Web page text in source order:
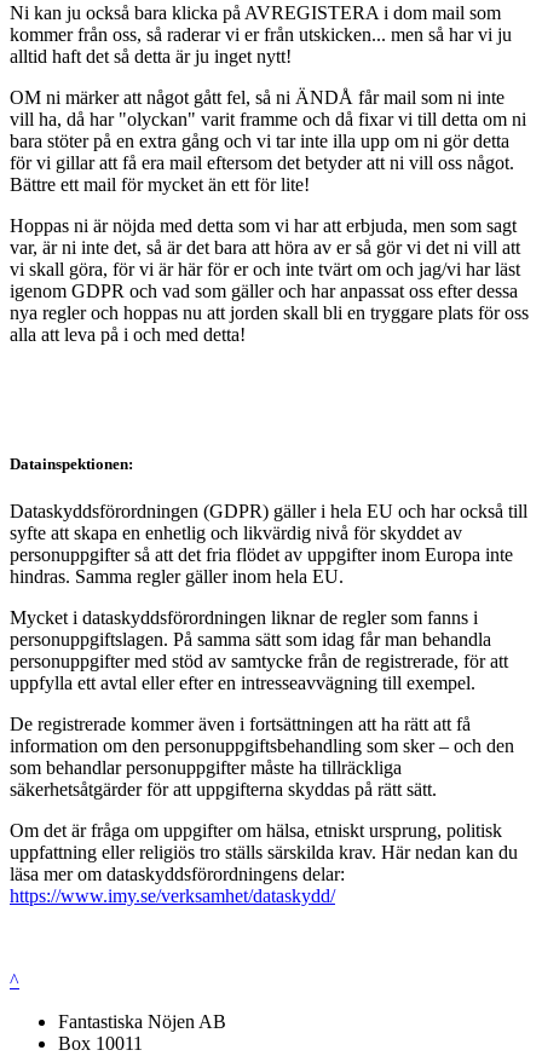
Ni kan ju också bara klicka på AVREGISTERA i dom mail som
kommer från oss, så raderar vi er från utskicken... men så har vi ju
alltid haft det så detta är ju inget nytt!
OM ni märker att något gått fel, så ni ÄNDÅ får mail som ni inte
vill ha, då har "olyckan" varit framme och då fixar vi till detta om ni
bara stöter på en extra gång och vi tar inte illa upp om ni gör detta
för vi gillar att få era mail eftersom det betyder att ni vill oss något.
Bättre ett mail för mycket än ett för lite!
Hoppas ni är nöjda med detta som vi har att erbjuda, men som sagt
var, är ni inte det, så är det bara att höra av er så gör vi det ni vill att
vi skall göra, för vi är här för er och inte tvärt om och jag/vi har läst
igenom GDPR och vad som gäller och har anpassat oss efter dessa
nya regler och hoppas nu att jorden skall bli en tryggare plats för oss
alla att leva på i och med detta!
Datainspektionen:
Dataskyddsförordningen (GDPR) gäller i hela EU och har också till
syfte att skapa en enhetlig och likvärdig nivå för skyddet av
personuppgifter så att det fria flödet av uppgifter inom Europa inte
hindras. Samma regler gäller inom hela EU.
Mycket i dataskyddsförordningen liknar de regler som fanns i
personuppgiftslagen. På samma sätt som idag får man behandla
personuppgifter med stöd av samtycke från de registrerade, för att
uppfylla ett avtal eller efter en intresseavvägning till exempel.
De registrerade kommer även i fortsättningen att ha rätt att få
information om den personuppgiftsbehandling som sker – och den
som behandlar personuppgifter måste ha tillräckliga
säkerhetsåtgärder för att uppgifterna skyddas på rätt sätt.
Om det är fråga om uppgifter om hälsa, etniskt ursprung, politisk
uppfattning eller religiös tro ställs särskilda krav. Här nedan kan du
läsa mer om dataskyddsförordningens delar:
https://www.imy.se/verksamhet/dataskydd/
^
Fantastiska Nöjen AB
Box 10011